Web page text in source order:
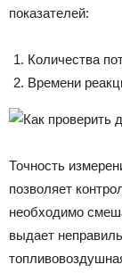
показателей:
Количества
Времени
Точность
позволяет
необходимо
выдает